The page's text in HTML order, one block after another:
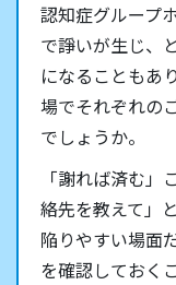
認知症グループ
で諍いが生じ、
になることもあ
場でそれぞれの
でしょうか。
「謝れば済む
絡先を教えて」
陥りやすい場面
を確認しておく